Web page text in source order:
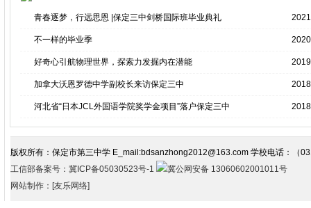
青春逐梦，行远思恩 |保定三中剑桥国际班毕业典礼
不一样的毕业季
好奇心引航物理世界，探索力发掘内在潜能
加拿大沃恩罗德中学副校长来访保定三中
河北省“日本JCL外国语学院奖学金项目”落户保定三中
版权所有：保定市第三中学 E_mail:bdsanzhong2012@163.com 学校电话：（
工信部备案号：冀ICP备05030523号-1
冀公网安备 13060602001011号
网站制作：[友乐网络]